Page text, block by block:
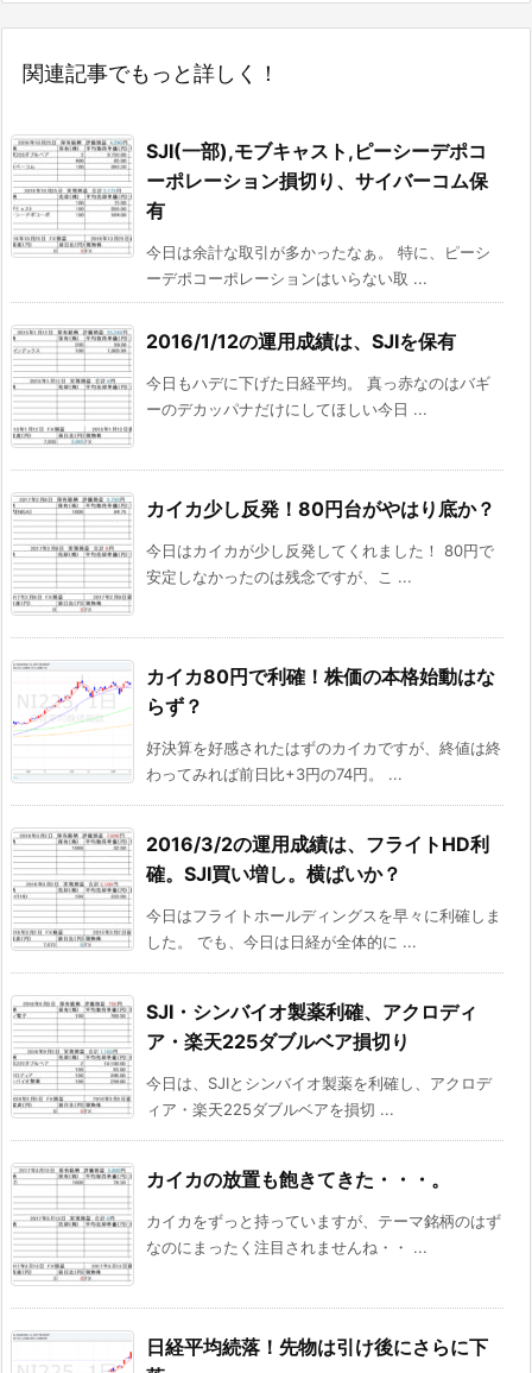
関連記事でもっと詳しく！
SJI(一部),モブキャスト,ピーシーデポコ
ーポレーション損切り、サイバーコム保
有
今日は余計な取引が多かったなぁ。 特に、ピーシ
ーデポコーポレーションはいらない取 ...
2016/1/12の運用成績は、SJIを保有
今日もハデに下げた日経平均。 真っ赤なのはバギ
ーのデカッパナだけにしてほしい今日 ...
カイカ少し反発！80円台がやはり底か？
今日はカイカが少し反発してくれました！ 80円で
安定しなかったのは残念ですが、こ ...
カイカ80円で利確！株価の本格始動はな
らず？
好決算を好感されたはずのカイカですが、終値は終
わってみれば前日比+3円の74円。 ...
2016/3/2の運用成績は、フライトHD利
確。SJI買い増し。横ばいか？
今日はフライトホールディングスを早々に利確しま
した。 でも、今日は日経が全体的に ...
SJI・シンバイオ製薬利確、アクロディ
ア・楽天225ダブルベア損切り
今日は、SJIとシンバイオ製薬を利確し、アクロデ
ィア・楽天225ダブルベアを損切 ...
カイカの放置も飽きてきた・・・。
カイカをずっと持っていますが、テーマ銘柄のはず
なのにまったく注目されませんね・・ ...
日経平均続落！先物は引け後にさらに下